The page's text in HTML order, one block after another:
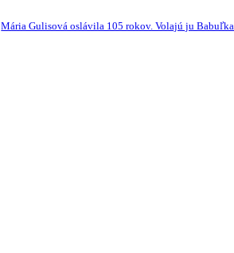
Mária Gulisová oslávila 105 rokov. Volajú ju Babuľka